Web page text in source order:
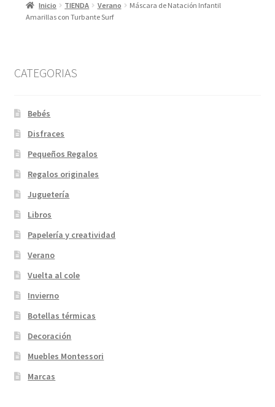
Inicio TIENDA Verano
Máscara de Natación Infantil
Amarillas con Turbante Surf
CATEGORIAS
Bebés
Disfraces
Pequeños Regalos
Regalos originales
Juguetería
Libros
Papelería y creatividad
Verano
Vuelta al cole
Invierno
Botellas térmicas
Decoración
Muebles Montessori
Marcas